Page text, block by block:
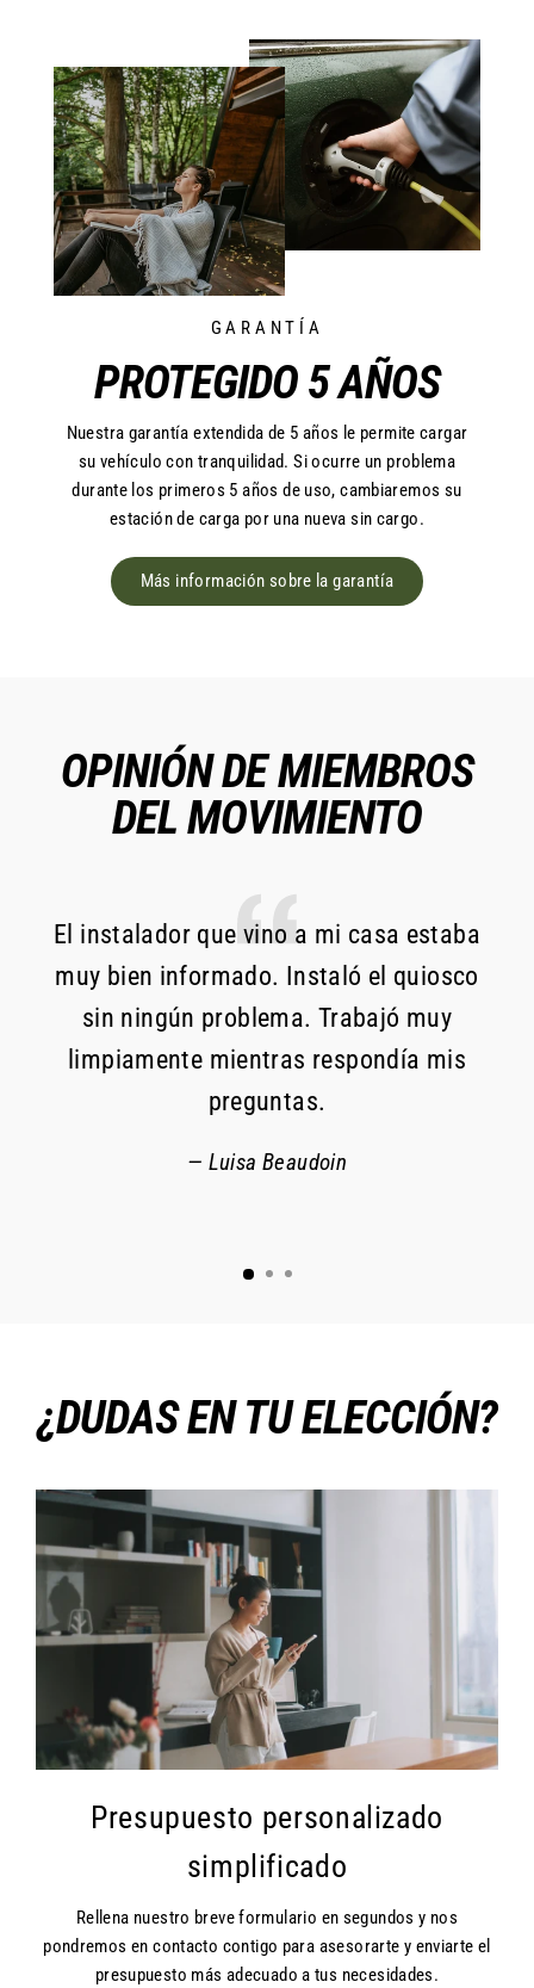
GARANTÍA
PROTEGIDO 5 AÑOS
Nuestra garantía extendida de 5 años le permite cargar
su vehículo con tranquilidad. Si ocurre un problema
durante los primeros 5 años de uso, cambiaremos su
estación de carga por una nueva sin cargo.
Más información sobre la garantía
OPINIÓN DE MIEMBROS
DEL MOVIMIENTO
El instalador que vino a mi casa estaba
muy bien informado. Instaló el quiosco
sin ningún problema. Trabajó muy
limpiamente mientras respondía mis
preguntas.
Luisa Beaudoin
¿DUDAS EN TU ELECCIÓN?
Presupuesto personalizado
simplificado
Rellena nuestro breve formulario en segundos y nos
pondremos en contacto contigo para asesorarte y enviarte el
presupuesto más adecuado a tus necesidades.